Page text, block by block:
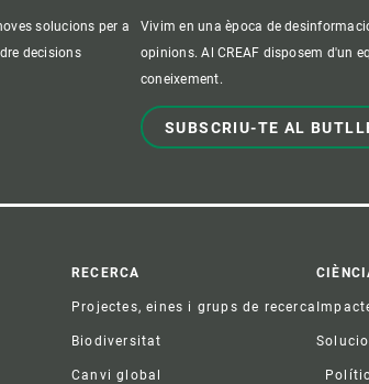
solucions per a
decisions
Vivim en una època de
opinions. Al CREAF disposem d'un
coneixement.
SUBSCRIU-TE AL
RECERCA
Projectes, eines i grups de recerca
Biodiversitat
Canvi global